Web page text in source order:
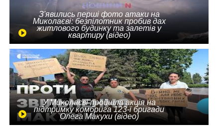
З'явились перші фото атаки на
Миколаєві: безпілотник пробив дах
житлового будинку та залетів у
квартиру (відео)
У Миколаєві пройшла акція на
підтримку комбрига 123-ї бригади
Олега Макухи (відео)